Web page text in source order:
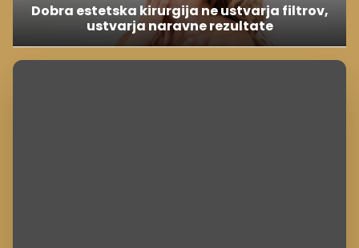
Dobra estetska kirurgija ne ustvarja filtrov,
ustvarja naravne rezultate